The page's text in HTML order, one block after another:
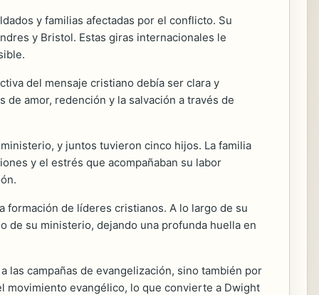
y familias afectadas por el conflicto. Su
y Bristol. Estas giras internacionales le
del mensaje cristiano debía ser clara y
amor, redención y la salvación a través de
y juntos tuvieron cinco hijos. La familia
y el estrés que acompañaban su labor
formación de líderes cristianos. A lo largo de su
de su ministerio, dejando una profunda huella en
campañas de evangelización, sino también por
movimiento evangélico, lo que convierte a Dwight